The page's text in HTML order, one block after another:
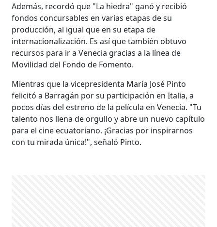
Además, recordó que "La hiedra" ganó y recibió
fondos concursables en varias etapas de su
producción, al igual que en su etapa de
internacionalización. Es así que también obtuvo
recursos para ir a Venecia gracias a la línea de
Movilidad del Fondo de Fomento.
Mientras que la vicepresidenta María José Pinto
felicitó a Barragán por su participación en Italia, a
pocos días del estreno de la película en Venecia. "Tu
talento nos llena de orgullo y abre un nuevo capítulo
para el cine ecuatoriano. ¡Gracias por inspirarnos
con tu mirada única!", señaló Pinto.